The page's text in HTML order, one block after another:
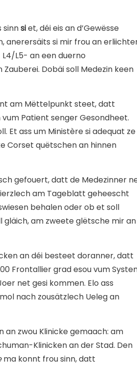
sinnsiet, déi eis an d’Gewësse
anerersäits si mir frou an
L5- an een duerno
Dobäi soll Medezin keen
am Mëttelpunkt steet, datt
Patient senger Gesondheet.
Et ass um Ministère si adequat ze
Corset quëtschen an hinnen
gefouert, datt de Medezinner
am Tageblatt geheescht
behalen oder ob et soll
gläich, am zweete glëtsche mir an
an déi besteet doranner, datt
Frontallier grad esou vum
net gesi kommen. Elo ass
nach zousätzlech Ueleg an
an zwou Klinicke gemaach: am
Klinicken an der Stad. Den
ma konnt frou sinn, datt